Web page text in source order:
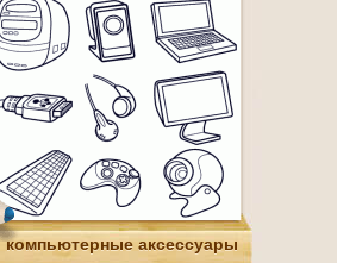
компьютерные аксессуары